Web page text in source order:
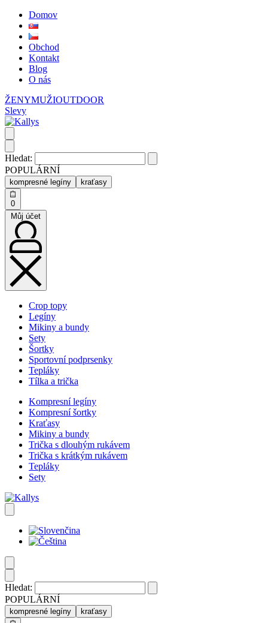
Domov
Obchod
Kontakt
Blog
O nás
ŽENYMUŽIOUTDOOR
Slevy
Hledat:
POPULÁRNÍ
kompresné legíny kraťasy
0
Můj účet
Crop topy
Legíny
Mikiny a bundy
Sety
Šortky
Sportovní podprsenky
Tepláky
Tílka a trička
Kompresní legíny
Kompresní šortky
Kraťasy
Mikiny a bundy
Trička s dlouhým rukávem
Trička s krátkým rukávem
Tepláky
Sety
Hledat:
POPULÁRNÍ
kompresné legíny kraťasy